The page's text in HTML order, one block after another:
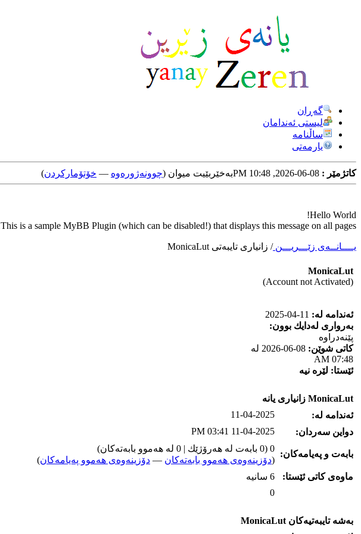
گه‌ڕان
لیستی ئه‌ندامان
ساڵنامه
یارمه‌تی
کاتژمێر : به‌خێربێیت میوان (چوونه‌ژوره‌وه‌ — خۆتۆمارکردن)
Hello World!
This is a sample MyBB Plugin (which can be disabled!) that displays this message on all pages.
یــــانــه‌ی زێـــریـــن/ زانیاری تایبه‌تی MonicaLut
MonicaLut
(Account not Activated)
ئه‌ندامه‌ له‌:
به‌رواری له‌دایك بوون:
پێنه‌دراوه‌
كاتی شوێن:
08-06-2026 له‌
07:48 AM
ئێستا: لێره‌ نیه‌
MonicaLut زانیاری یانه‌
ئه‌ندامه‌ له‌:
11-04-2025
دواین سه‌ردان:
11-04-2025 03:41 PM
بابه‌ت و په‌یامه‌کان:
0 (0 بابه‌ت له‌ هه‌رۆژێك | 0 له‌ هه‌موو بابه‌ته‌كان)
(دۆزینه‌وه‌ی هه‌موو بابه‌ته‌کان — دۆزینه‌وه‌ی هه‌موو په‌یامه‌کان)
ماوه‌ی كاتی ئێستا:
6 سانیه‌
0
به‌شه‌ تایبه‌تیه‌کان MonicaLut